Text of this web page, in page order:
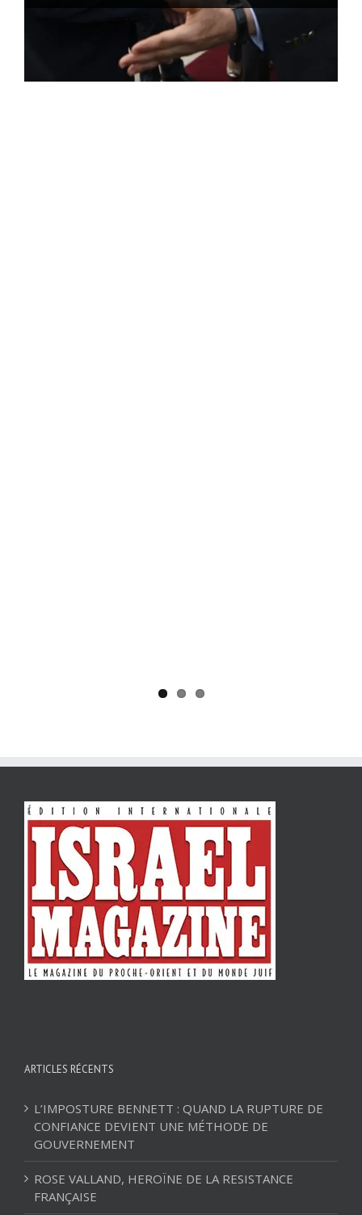
ROSE VALLAND, HEROÏNE DE LA RESISTANCE
ARTICLES RÉCENTS
L’IMPOSTURE BENNETT : QUAND LA RUPTURE DE
CONFIANCE DEVIENT UNE MÉTHODE DE
GOUVERNEMENT
ROSE VALLAND, HEROÏNE DE LA RESISTANCE
FRANÇAISE